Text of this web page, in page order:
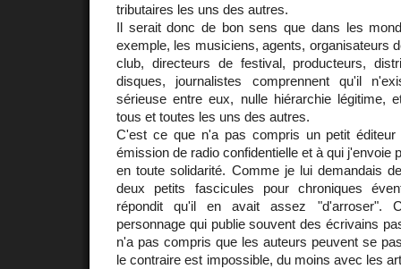
tributaires les uns des autres.
Il serait donc de bon sens que dans les
exemple, les musiciens, agents, organisateurs
club, directeurs de festival, producteurs,
disques, journalistes comprennent qu'il
sérieuse entre eux, nulle hiérarchie légitime,
tous et toutes les uns des autres.
C'est ce que n'a pas compris un petit éditeur
émission de radio confidentielle et à qui j'envoie
en toute solidarité. Comme je lui demandais
deux petits fascicules pour chroniques
répondit qu'il en avait assez "d'arroser".
personnage qui publie souvent des écrivains
n'a pas compris que les auteurs peuvent se
le contraire est impossible, du moins avec les